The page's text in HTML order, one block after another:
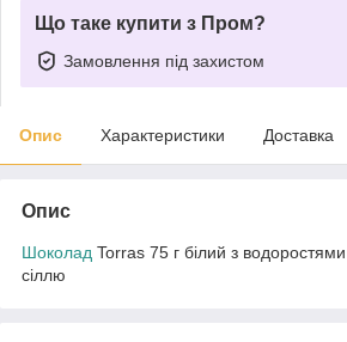
Що таке купити з Пром?
Замовлення під захистом
Опис Характеристики Доставка
Опис
Шоколад Torras 75 г білий з
сіллю